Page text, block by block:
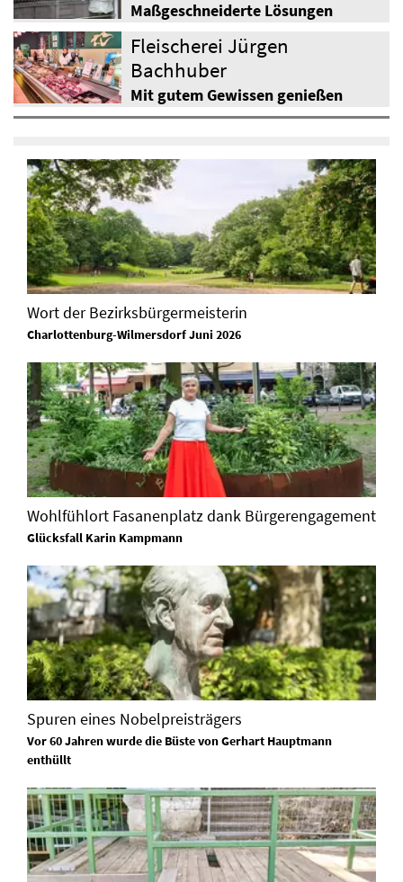
Maßgeschneiderte Lösungen
Fleischerei Jürgen
Bachhuber
Mit gutem Gewissen genießen
Wort der Bezirksbürgermeisterin
Charlottenburg-Wilmersdorf Juni 2026
Wohlfühlort Fasanenplatz dank Bürgerengagement
Glücksfall Karin Kampmann
Spuren eines Nobelpreisträgers
Vor 60 Jahren wurde die Büste von Gerhart Hauptmann
enthüllt